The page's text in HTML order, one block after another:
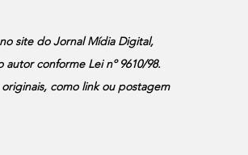
site do Jornal Mídia Digital,
conforme Lei nº 9610/98.
como link ou postagem